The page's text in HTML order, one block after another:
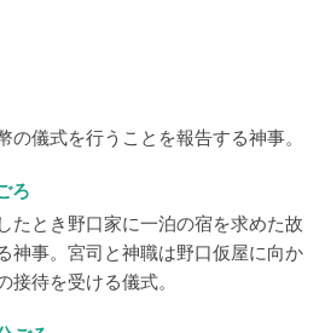
の儀式を行うことを報告する神事。
ろ
たとき野口家に一泊の宿を求めた故
神事。宮司と神職は野口仮屋に向か
接待を受ける儀式。